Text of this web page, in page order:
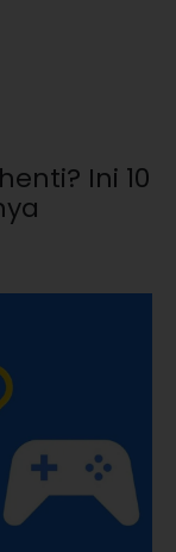
Ini 10